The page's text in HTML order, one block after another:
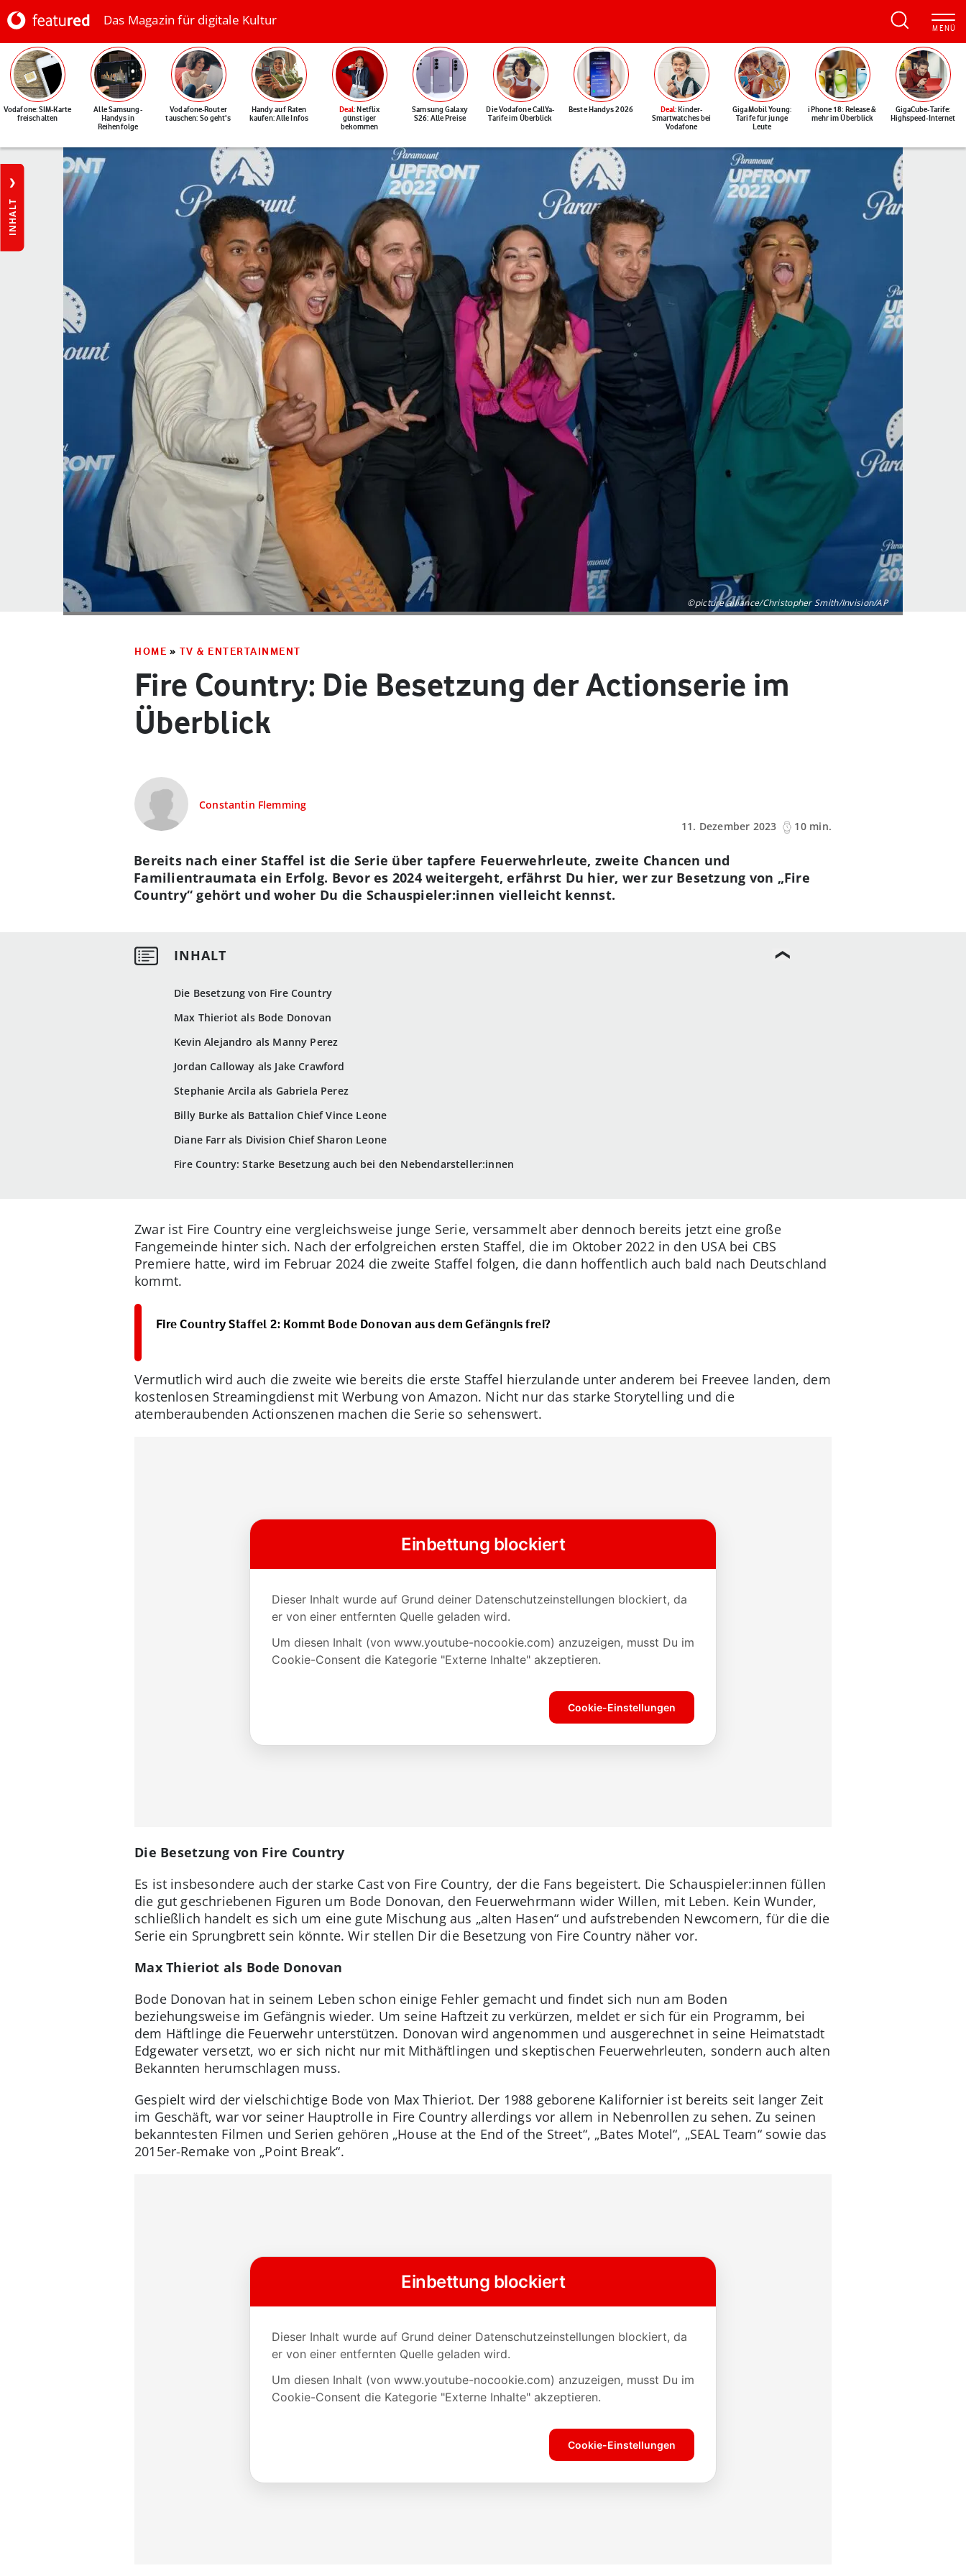
Das Magazin für digitale Kultur
Vodafone: SIM-Karte
freischalten
Alle Samsung-
Handys in
Reihenfolge
Vodafone-Router
tauschen: So geht's
Handy auf Raten
kaufen: Alle Infos
Deal: Netflix
günstiger
bekommen
Samsung Galaxy
S26: Alle Preise
Die Vodafone CallYa-
Tarife im Überblick
Beste Handys 2026 Deal: Kinder-
Smartwatches bei
Vodafone
GigaMobil Young:
Tarife für junge
Leute
iPhone 18: Release &
mehr im Überblick
GigaCube-Tarife:
Highspeed-Internet
INHALT
©picture alliance/Christopher Smith/Invision/AP
HOME » TV & ENTERTAINMENT
Fire Country: Die Besetzung der Actionserie im
Überblick
Constantin Flemming
11. Dezember 2023
10 min.
Die Besetzung von Fire Country
Max Thieriot als Bode Donovan
Kevin Alejandro als Manny Perez
Jordan Calloway als Jake Crawford
Stephanie Arcila als Gabriela Perez
Billy Burke als Battalion Chief Vince Leone
Diane Farr als Division Chief Sharon Leone
Fire Country: Starke Besetzung auch bei den Nebendarsteller:innen
Bereits nach einer Staffel ist die Serie über tapfere Feuerwehrleute, zweite Chancen und
Familientraumata ein Erfolg. Bevor es 2024 weitergeht, erfährst Du hier, wer zur Besetzung von „Fire
Country“ gehört und woher Du die Schauspieler:innen vielleicht kennst.
Zwar ist Fire Country eine vergleichsweise junge Serie, versammelt aber dennoch bereits jetzt eine große
Fangemeinde hinter sich. Nach der erfolgreichen ersten Staffel, die im Oktober 2022 in den USA bei CBS
Premiere hatte, wird im Februar 2024 die zweite Staffel folgen, die dann hoffentlich auch bald nach Deutschland
kommt.
Fire Country Staffel 2: Kommt Bode Donovan aus dem Gefängnis frei?
Vermutlich wird auch die zweite wie bereits die erste Staffel hierzulande unter anderem bei Freevee landen, dem
kostenlosen Streamingdienst mit Werbung von Amazon. Nicht nur das starke Storytelling und die
atemberaubenden Actionszenen machen die Serie so sehenswert.
Die Besetzung von Fire Country
Es ist insbesondere auch der starke Cast von Fire Country, der die Fans begeistert. Die Schauspieler:innen füllen
die gut geschriebenen Figuren um Bode Donovan, den Feuerwehrmann wider Willen, mit Leben. Kein Wunder,
schließlich handelt es sich um eine gute Mischung aus „alten Hasen“ und aufstrebenden Newcomern, für die die
Serie ein Sprungbrett sein könnte. Wir stellen Dir die Besetzung von Fire Country näher vor.
Max Thieriot als Bode Donovan
Bode Donovan hat in seinem Leben schon einige Fehler gemacht und findet sich nun am Boden
beziehungsweise im Gefängnis wieder. Um seine Haftzeit zu verkürzen, meldet er sich für ein Programm, bei
dem Häftlinge die Feuerwehr unterstützen. Donovan wird angenommen und ausgerechnet in seine Heimatstadt
Edgewater versetzt, wo er sich nicht nur mit Mithäftlingen und skeptischen Feuerwehrleuten, sondern auch alten
Bekannten herumschlagen muss.
Gespielt wird der vielschichtige Bode von Max Thieriot. Der 1988 geborene Kalifornier ist bereits seit langer Zeit
im Geschäft, war vor seiner Hauptrolle in Fire Country allerdings vor allem in Nebenrollen zu sehen. Zu seinen
bekanntesten Filmen und Serien gehören „House at the End of the Street“, „Bates Motel“, „SEAL Team“ sowie das
2015er-Remake von „Point Break“.